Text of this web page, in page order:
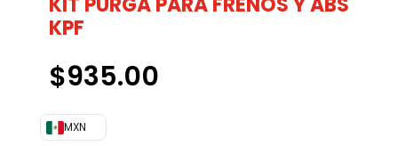
KPF
$935.00
MXN